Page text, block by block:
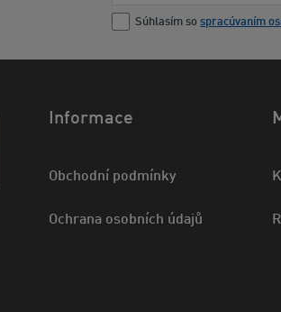
Súhlasím so spracúvaním
Informace
Obchodní podmínky
Ochrana osobních údajů